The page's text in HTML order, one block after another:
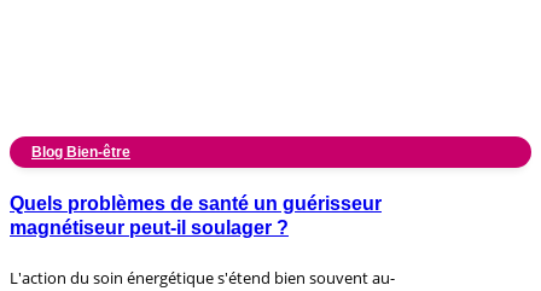
Blog Bien-être
Quels problèmes de santé un guérisseur
magnétiseur peut-il soulager ?
L'action du soin énergétique s'étend bien souvent au-